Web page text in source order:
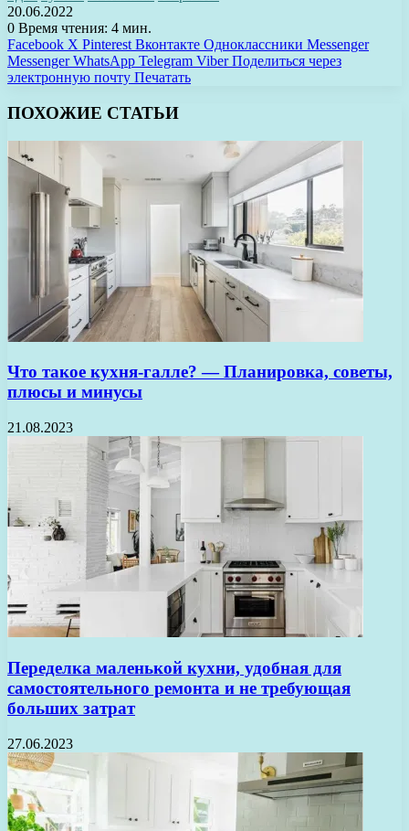
20.06.2022
0 Время чтения: 4 мин.
Facebook X Pinterest Вконтакте Одноклассники Messenger
Messenger WhatsApp Telegram Viber Поделиться через
электронную почту Печатать
ПОХОЖИЕ СТАТЬИ
Что такое кухня-галле? — Планировка, советы,
плюсы и минусы
21.08.2023
Переделка маленькой кухни, удобная для
самостоятельного ремонта и не требующая
больших затрат
27.06.2023